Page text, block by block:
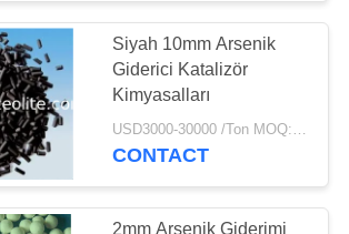
Giderimi
Siyah 10mm Arsenik
Giderici Katalizör
Kimyasalları
USD3000-30000 /Ton MOQ:1 kg
CONTACT
2mm Arsenik Giderimi